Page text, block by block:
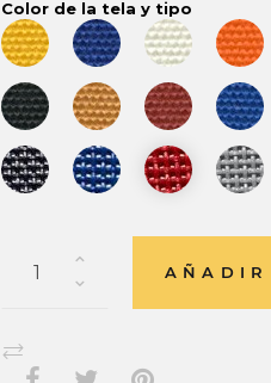
Color de la tela y tipo